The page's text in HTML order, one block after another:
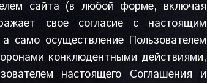
сайта (в любой форме, включая
свое согласие с настоящим
само осуществление Пользователем
конклюдентными действиями,
настоящего Соглашения и